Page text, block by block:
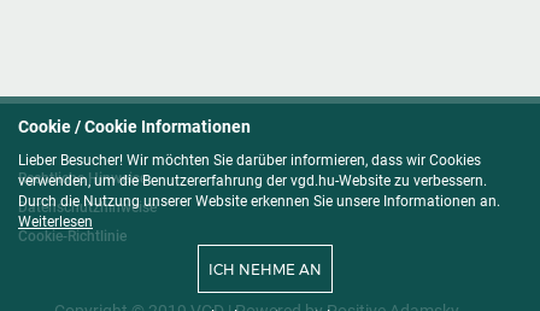
Cookie / Cookie Informationen
Lieber Besucher! Wir möchten Sie darüber informieren, dass wir Cookies
verwenden, um die Benutzererfahrung der vgd.hu-Website zu verbessern.
Durch die Nutzung unserer Website erkennen Sie unsere Informationen an.
Weiterlesen
ICH NEHME AN
Rechtliche Hinweise
Datenschutzhinweise
Cookie-Richtlinie